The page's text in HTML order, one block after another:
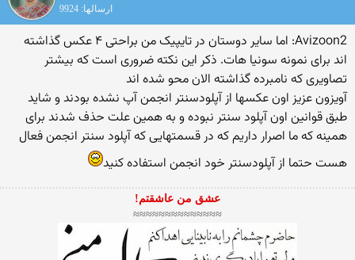
ارسالها: 9924
Avizoon2: اما سایر دوستان در تایپیک من براحتی ۴ عکس گذاشته
اند برای نمونه سونیا هات. ذکر این نکته ضروری است که بیشتر
تصاویری که نامبرده گذاشته الان محو شده اند
آویزون عزیز اون عكسها از آپلودسنتر انجمن آپ نشده بودند و شاید
طبق قوانین اون آپلود سنتر نبوده و به همین علت حذف شدند برای
همینه كه ما اصرار داریم كه در قسمتهایی كه آپلود سنتر انجمن فعال
هست حتما از آپلودسنتر خود انجمن استفاده كنید
عشق من عاشقتم!
≈≈≈≈≈≈≈≈≈≈≈≈≈≈